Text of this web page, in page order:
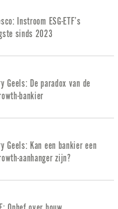
Instroom ESG-ETF’s
sinds 2023
Geels: De paradox van de
bankier
Geels: Kan een bankier een
aanhanger zijn?